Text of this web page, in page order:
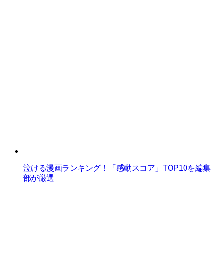
泣ける漫画ランキング！「感動スコア」TOP10を編集
部が厳選